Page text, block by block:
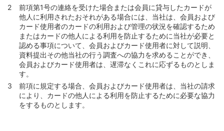
前項第1号の連絡を受けた場合または会員に貸与したカードが
他人に利用されたおそれがある場合には、当社は、会員および
カード使用者のカードの利用および管理の状況を確認するため
またはカードの他人による利用を防止するために当社が必要と
認める事項について、会員およびカード使用者に対して説明、
資料提出その他当社の行う調査への協力を求めることができ、
会員およびカード使用者は、遅滞なくこれに応ずるものとしま
す。
前項に規定する場合、会員およびカード使用者は、当社の請求
により、カードの他人による利用を防止するために必要な協力
をするものとします。